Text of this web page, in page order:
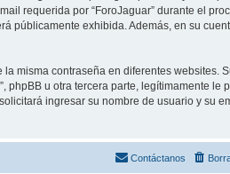
requerida por “ForoJaguar” durante el
públicamente exhibida. Además, en su
misma contraseña en diferentes websites.
u otra tercera parte, legítimamente le
ingresar su nombre de usuario y su
Contáctanos